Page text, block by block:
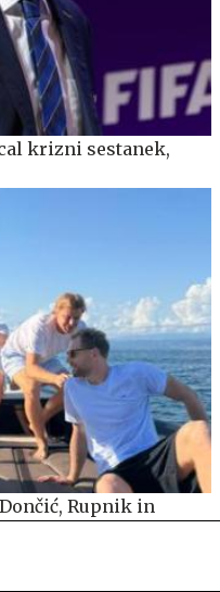
krizni sestanek,
Rupnik in